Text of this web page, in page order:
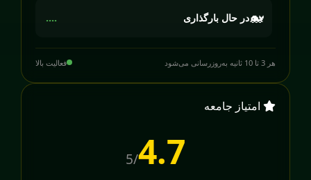
🐋در حال بارگذاری ....
هر 3 تا 10 ثانیه به‌روزرسانی می‌شود فعالیت بالا
امتیاز جامعه
4.7
/5